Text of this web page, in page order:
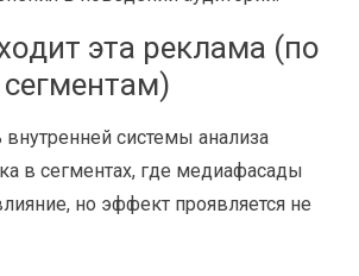
эта реклама (по
системы анализа
в сегментах, где медиафасады
но эффект проявляется не